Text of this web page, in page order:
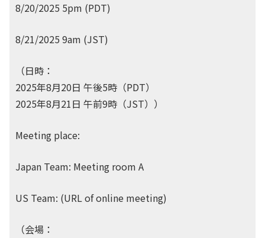
8/20/2025 5pm (PDT)
8/21/2025 9am (JST)
（日時：
2025年8月20日 午後5時（PDT）
2025年8月21日 午前9時（JST））
Meeting place:
Japan Team: Meeting room A
US Team: (URL of online meeting)
（会場：